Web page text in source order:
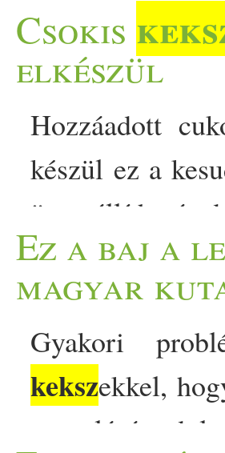
Csokis
elkészül
Hozzáadott
készül ez a
összeállítható
kekszaz a
variálható,
hangulatot
természetes
jóvoltából,
Ez a baj a
magyar
Gyakori
kekszekkel,
orvoslásán